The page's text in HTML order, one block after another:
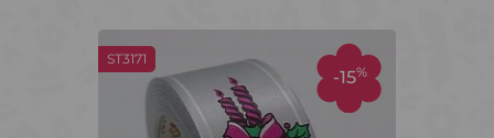
-15%
ST3171